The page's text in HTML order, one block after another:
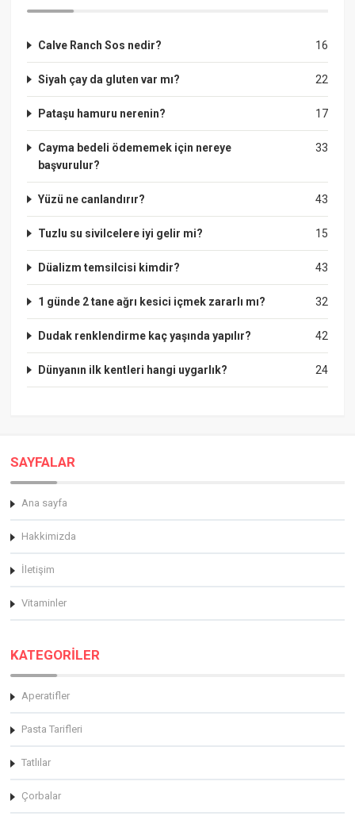
16
Calve Ranch Sos nedir?
22
Siyah çay da gluten var mı?
17
Pataşu hamuru nerenin?
33
Cayma bedeli ödememek için nereye
başvurulur?
43
Yüzü ne canlandırır?
15
Tuzlu su sivilcelere iyi gelir mi?
43
Düalizm temsilcisi kimdir?
32
1 günde 2 tane ağrı kesici içmek zararlı mı?
42
Dudak renklendirme kaç yaşında yapılır?
24
Dünyanın ilk kentleri hangi uygarlık?
SAYFALAR
Ana sayfa
Hakkimizda
İletişim
Vitaminler
KATEGORİLER
Aperatifler
Pasta Tarifleri
Tatlılar
Çorbalar